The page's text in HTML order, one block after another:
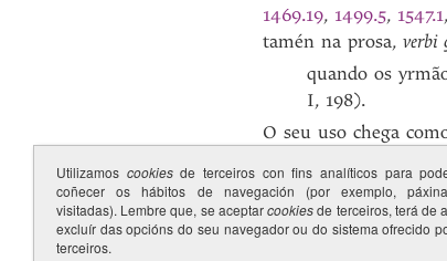
1469.19, 1499.5, 1547.1,
tamén na prosa, verbi
quando os
I, 198).
O seu uso chega
A lla fe ,
dereito e em
mes (Macchi
Utilizamos cookiesde terceiros con fins analíticos para
coñecer os hábitos de navegación (por exemplo,
visitadas). Lembre que, se aceptarcookiesde terceiros, terá de
excluír das opcións do seu navegador ou do sistema ofrecido
terceiros.